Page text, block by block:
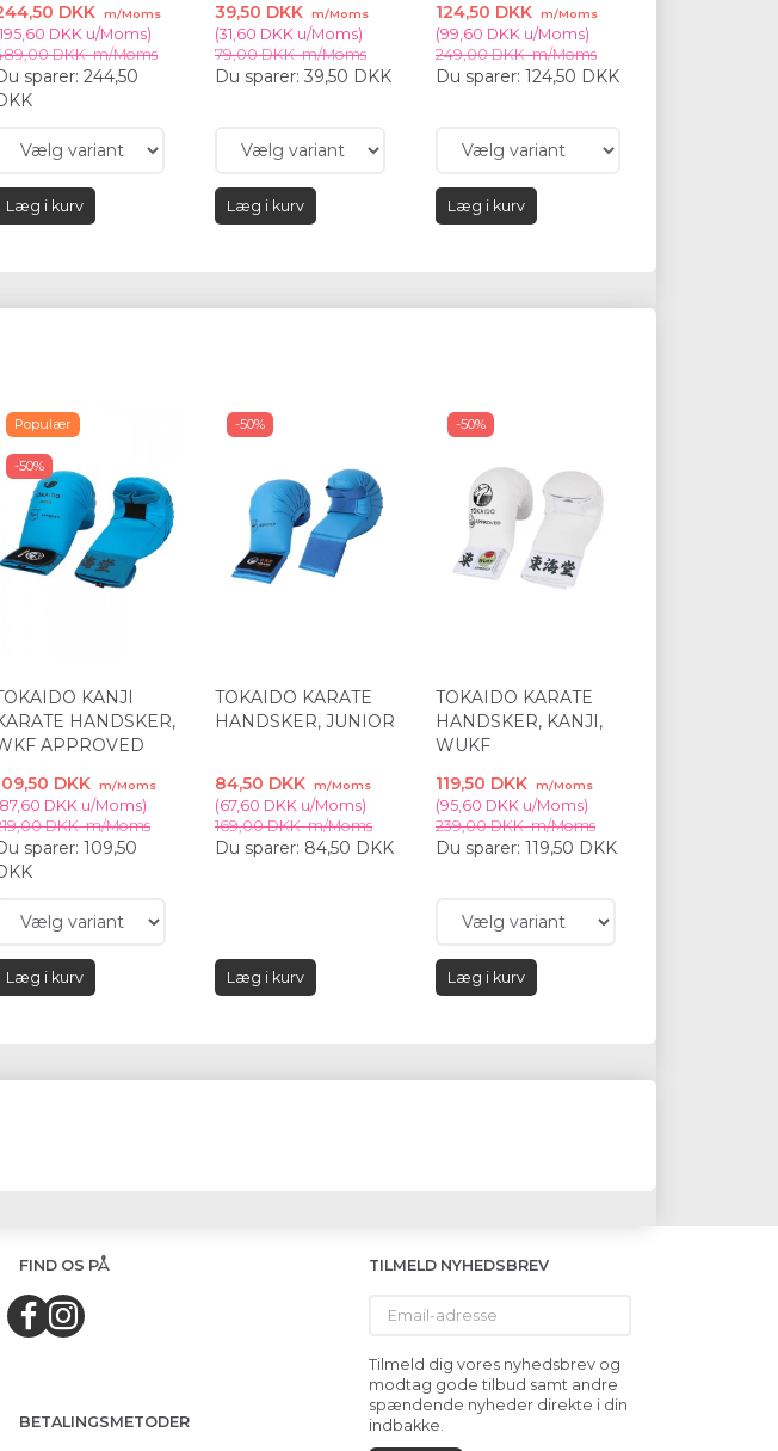
DKK
m/Moms
195,60 DKK u/Moms)
DKKm/Moms
sparer: 244,50
Læg i kurv
39,50 DKK m/Moms
(31,60 DKK u/Moms)
79,00 DKKm/Moms
Du sparer: 39,50 DKK
Læg i kurv
124,50 DKK m/Moms
(99,60 DKK u/Moms)
249,00 DKKm/Moms
Du sparer: 124,50 DKK
Læg i kurv
Populær
-50%
KANJI
HANDSKER,
APPROVED
DKK
m/Moms
87,60 DKK u/Moms)
DKKm/Moms
sparer: 109,50
Læg i kurv
-50%
TOKAIDO KARATE
HANDSKER, JUNIOR
84,50 DKK m/Moms
(67,60 DKK u/Moms)
169,00 DKKm/Moms
Du sparer: 84,50 DKK
Læg i kurv
-50%
TOKAIDO KARATE
HANDSKER, KANJI,
WUKF
119,50 DKK
m/Moms
(95,60 DKK u/Moms)
239,00 DKKm/Moms
Du sparer: 119,50 DKK
Læg i kurv
FIND OS PÅ
BETALINGSMETODER
TILMELD NYHEDSBREV
adresse
Tilmeld dig vores nyhedsbrev og
modtag gode tilbud samt andre
spændende nyheder direkte i din
indbakke.